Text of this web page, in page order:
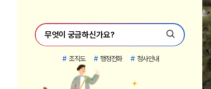
# 조직도 # 행정전화 # 청사안내